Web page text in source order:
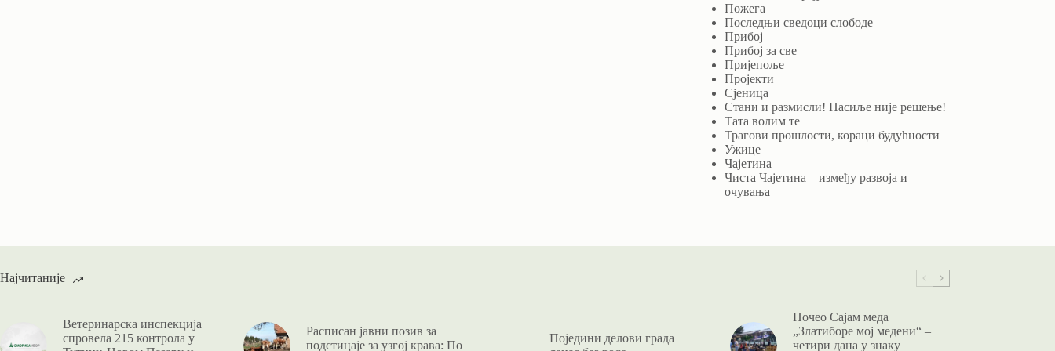
Пожега
Последњи сведоци слободе
Прибој
Прибој за све
Пријепоље
Пројекти
Сјеница
Стани и размисли! Насиље није решење!
Тата волим те
Трагови прошлости, кораци будућности
Ужице
Чајетина
Чиста Чајетина – између развоја и
очувања
Најчитаније
Ветеринарска инспекција
спровела 215 контрола у
Расписан јавни позив за
подстицаје за узгој крава: По
Поједини делови града
Почео Сајам меда
„Златиборе мој медени“ –
четири дана у знаку